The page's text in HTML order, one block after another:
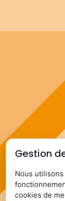
Ouvert du
de 7h à
Gestion
Nous
cookies de